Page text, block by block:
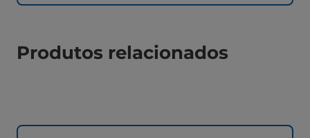
Produtos relacionados